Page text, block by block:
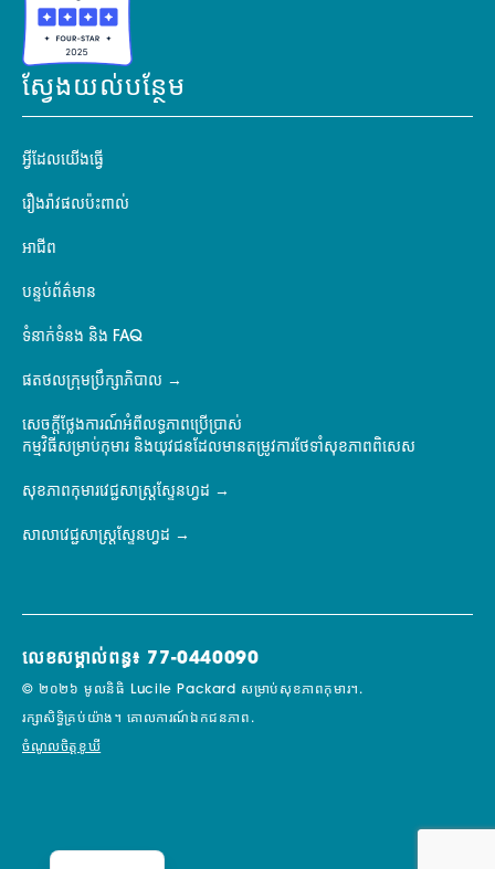
ស្វែងយល់បន្ថែម
អ្វីដែលយើងធ្វើ
រឿងរ៉ាវផលប៉ះពាល់
អាជីព
បន្ទប់ព័ត៌មាន
ទំនាក់ទំនង និង FAQ
ផតថលក្រុមប្រឹក្សាភិបាល
សេចក្តីថ្លែងការណ៍អំពីលទ្ធភាពប្រើប្រាស់
កម្មវិធីសម្រាប់កុមារ និងយុវជនដែលមានតម្រូវការថែទាំសុខភាពពិសេស
សុខភាពកុមារវេជ្ជសាស្ត្រស្ទែនហ្វដ
សាលាវេជ្ជសាស្ត្រស្ទែនហ្វដ
លេខសម្គាល់ពន្ធ៖ 77-0440090
© ២០២៦ មូលនិធិ Lucile Packard សម្រាប់សុខភាពកុមារ។.
រក្សាសិទ្ធិគ្រប់យ៉ាង។ គោលការណ៍ឯកជនភាព.
ចំណូលចិត្តខូឃី